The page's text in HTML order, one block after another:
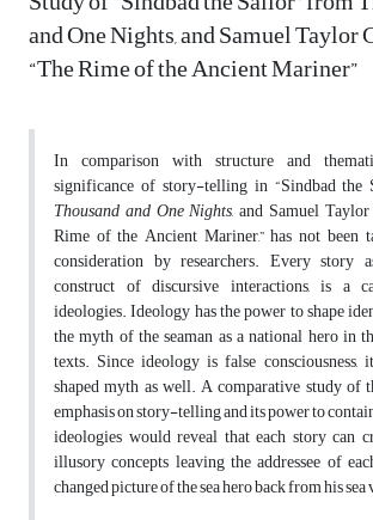
and One Nights, and Samuel Taylor
“The Rime of the Ancient Mariner”
In comparison with structure and
significance of story-telling in “Sindbad the
Thousand and One Nights, and Samuel
Rime of the Ancient Mariner,” has not been
consideration by researchers. Every story
construct of discursive interactions, is a
ideologies. Ideology has the power to shape
the myth of the seaman as a national hero in
texts. Since ideology is false consciousness,
shaped myth as well. A comparative study of
emphasis on story-telling and its power to
ideologies would reveal that each story can
illusory concepts leaving the addressee of
changed picture of the sea hero back from his sea